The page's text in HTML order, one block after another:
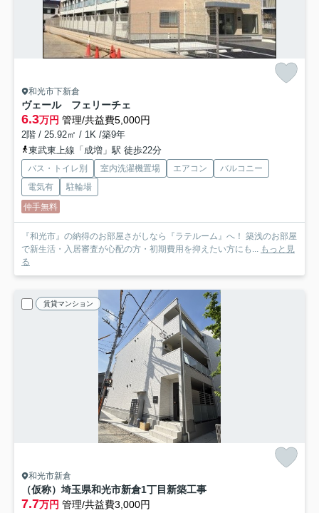
和光市下新倉
ヴェール フェリーチェ
6.3万円 管理/共益費5,000円
2階 / 25.92㎡ / 1K /築9年
東武東上線「成増」駅 徒歩22分
バス・トイレ別 室内洗濯機置場 エアコン
バルコニー
電気有
駐輪場
仲手無料
『和光市』の納得のお部屋さがしなら『ラテルーム』へ！ 築浅のお部屋
で新生活・入居審査が心配の方・初期費用を抑えたい方にも... もっと見
る
賃貸マンション
和光市新倉
（仮称）埼玉県和光市新倉1丁目新築工事
7.7万円 管理/共益費3,000円